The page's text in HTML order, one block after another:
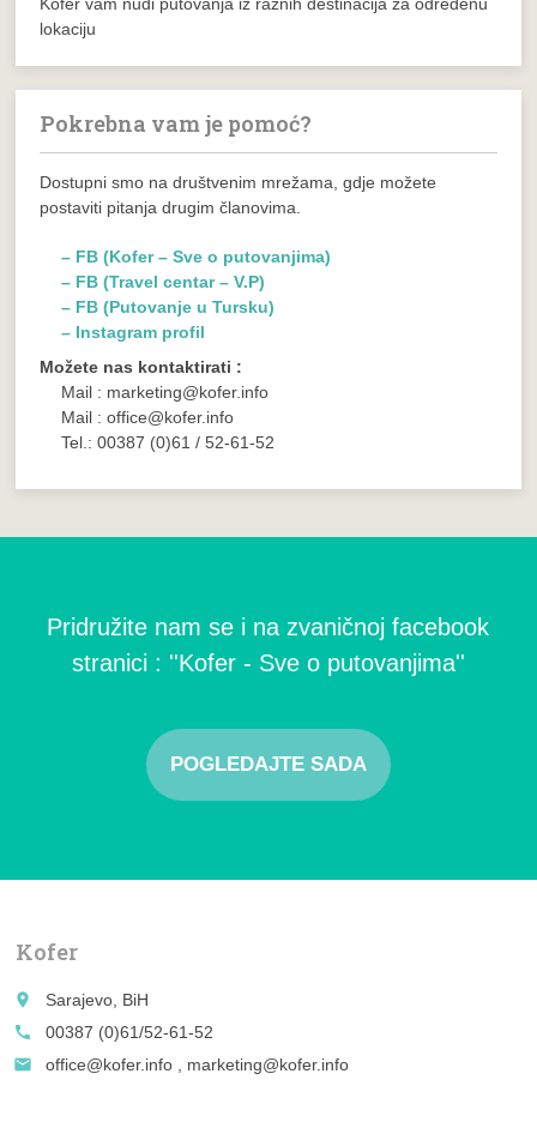
lokaciju
Pokrebna vam je pomoć?
Dostupni smo na društvenim mrežama, gdje možete
postaviti pitanja drugim članovima.
– FB (Kofer – Sve o putovanjima)
– FB (Travel centar – V.P)
– FB (Putovanje u Tursku)
– Instagram profil
Možete nas kontaktirati :
Mail : marketing@kofer.info
Mail : office@kofer.info
Tel.: 00387 (0)61 / 52-61-52
Pridružite nam se i na zvaničnoj facebook
stranici : ''Kofer - Sve o putovanjima''
POGLEDAJTE SADA
Kofer
place
Sarajevo, BiH
call
00387 (0)61/52-61-52
email
office@kofer.info , marketing@kofer.info